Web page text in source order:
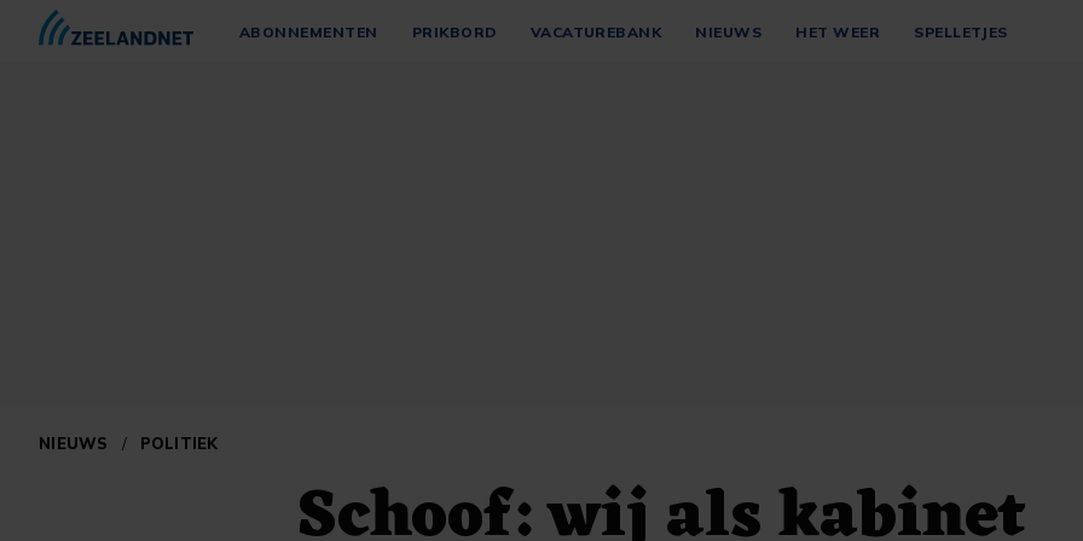
ABONNEMENTEN PRIKBORD VACATUREBANK NIEUWS HET WEER SPELLETJES
NIEUWS / POLITIEK